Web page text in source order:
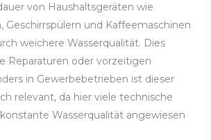
von Haushaltsgeräten wie
Geschirrspülern und Kaffeemaschinen
weichere Wasserqualität. Dies
Reparaturen oder vorzeitigen
in Gewerbebetrieben ist dieser
relevant, da hier viele technische
Wasserqualität angewiesen